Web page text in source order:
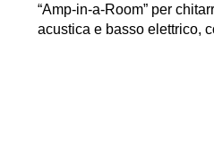
“Amp-in-a-Room” per
acustica e basso elettrico,